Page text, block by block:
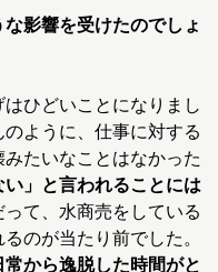
影響を受けたのでしょ
はひどいことになりまし
ように、仕事に対する
たいなことはなかった
」と言われることには
って、水商売をしている
のが当たり前でした。
常から逸脱した時間がと